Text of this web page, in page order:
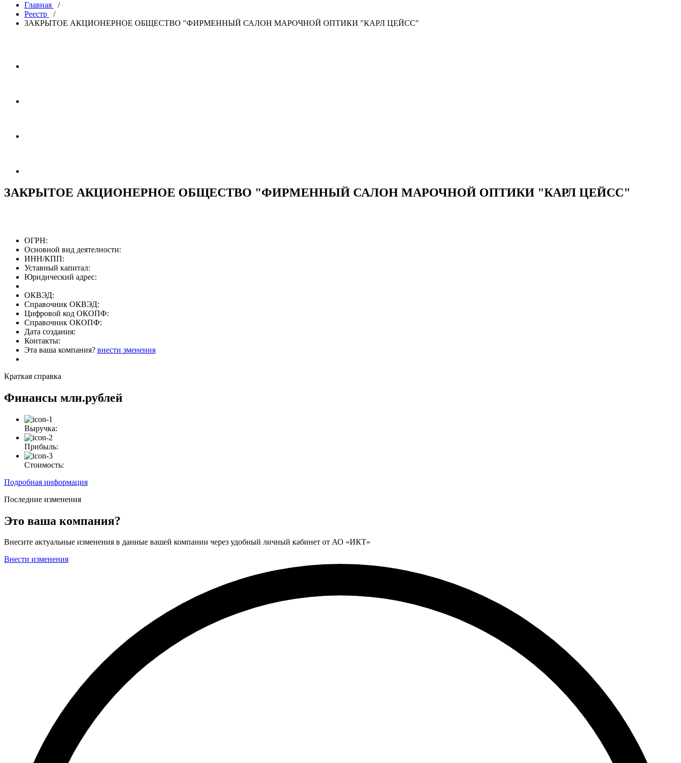
Главная
/
Реестр
/
ЗАКРЫТОЕ АКЦИОНЕРНОЕ ОБЩЕСТВО "ФИРМЕННЫЙ САЛОН МАРОЧНОЙ ОПТИКИ "КАРЛ ЦЕЙСС"
ЗАКРЫТОЕ АКЦИОНЕРНОЕ ОБЩЕСТВО "ФИРМЕННЫЙ САЛОН МАРОЧНОЙ ОПТИКИ "КАРЛ ЦЕЙСС"
ОГРН:
Основной вид деятелности:
ИНН/КПП:
Уставный капитал:
Юридический адрес:
ОКВЭД:
Справочник ОКВЭД:
Цифровой код ОКОПФ:
Справочник ОКОПФ:
Дата создания:
Контакты:
Эта ваша компания? внести зменения
Краткая справка
Финансы млн.рублей
Выручка:
Прибыль:
Стоимость:
Подробная информация
Последние изменения
Это ваша компания?
Внесите актуальные изменения в данные вашей компании через удобный личный кабинет от АО «ИКТ»
Внести изменения